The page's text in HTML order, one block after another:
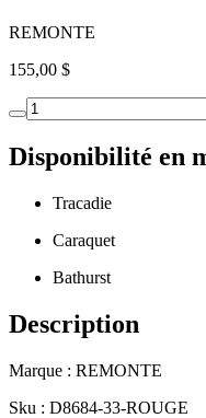
REMONTE
155,00 $
Disponibilité en
Tracadie
Caraquet
Bathurst
Description
Marque : REMONTE
Sku : D8684-33-ROUGE